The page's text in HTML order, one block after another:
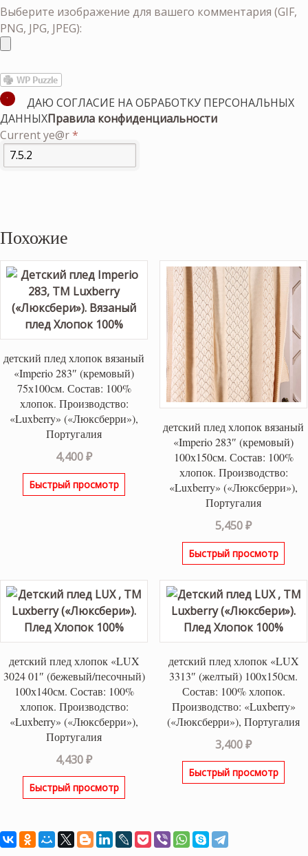
Выберите изображение для вашего комментария (GIF,
PNG, JPG, JPEG):
ДАЮ СОГЛАСИЕ НА ОБРАБОТКУ ПЕРСОНАЛЬНЫХ
ДАННЫХПравила конфиденциальности
Current ye@r*
Похожие
детский плед хлопок вязаный
«Imperio 283″ (кремовый)
75х100см. Состав: 100%
хлопок. Производство:
«Luxberry» («Люксберри»),
Португалия
4,400₽
Быстрый просмотр
детский плед хлопок вязаный
«Imperio 283″ (кремовый)
100х150см. Состав: 100%
хлопок. Производство:
«Luxberry» («Люксберри»),
Португалия
5,450₽
Быстрый просмотр
детский плед хлопок «LUX
3024 01″ (бежевый/песочный)
100х140см. Состав: 100%
хлопок. Производство:
«Luxberry» («Люксберри»),
Португалия
4,430₽
Быстрый просмотр
детский плед хлопок «LUX
3313″ (желтый) 100х150см.
Состав: 100% хлопок.
Производство: «Luxberry»
(«Люксберри»), Португалия
3,400₽
Быстрый просмотр